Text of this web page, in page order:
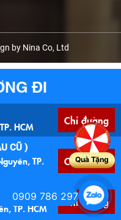
by Nina Co, Ltd
ĐI
HCM Chỉ đường
CŨ )
TP.
Chỉ đường
TP. HCM Chỉ đường
Quà Tặng
0909 786 297